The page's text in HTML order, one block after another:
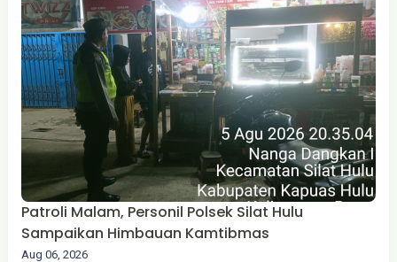
Patroli Malam, Personil Polsek Silat Hulu
Sampaikan Himbauan Kamtibmas
Aug 06, 2026